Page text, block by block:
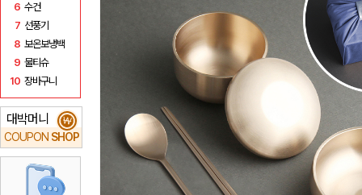
6 수건
7 선풍기
8 보온보냉백
9 물티슈
10 장바구니
대박머니
COUPON SHOP
₩